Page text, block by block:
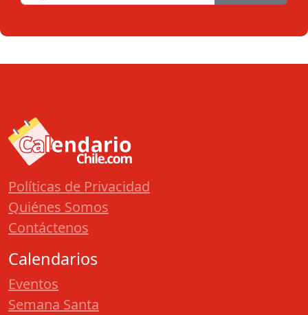
Políticas de Privacidad
Quiénes Somos
Contáctenos
Calendarios
Eventos
Semana Santa